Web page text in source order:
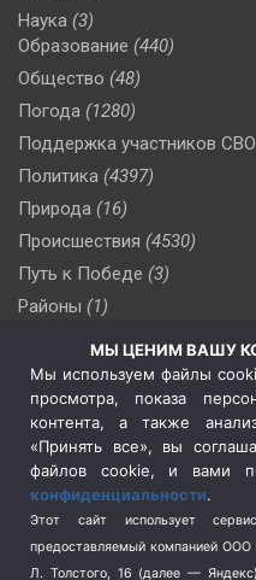
Наука (3)
Образование (440)
Общество (48)
Погода (1280)
Поддержка участников СВО
Политика (4397)
Природа (16)
Происшествия (4530)
Путь к Победе (3)
Районы (1)
(510)
Сельское хозяйство (3)
Социальная политика
(3)
Спецоперация в Украине
Спецоперация на Украине
Спорт (740)
Терроризм (1)
МЫ ЦЕНИМ ВАШУ
Мы используем файлы
просмотра, показа
контента, а также
«Принять все», вы
файлов cookie, и вами
конфиденциальности.
Этот сайт использует
предоставляемый компанией
Л. Толстого, 16 (далее —